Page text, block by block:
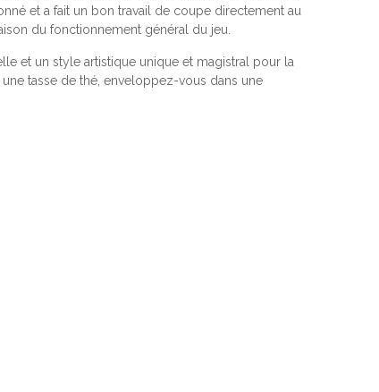
et a fait un bon travail de coupe directement au
du fonctionnement général du jeu.
et un style artistique unique et magistral pour la
tasse de thé, enveloppez-vous dans une